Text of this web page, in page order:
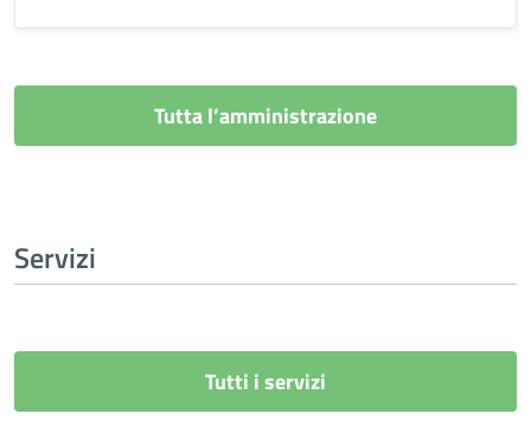
Tutta l’amministrazione
Servizi
Tutti i servizi